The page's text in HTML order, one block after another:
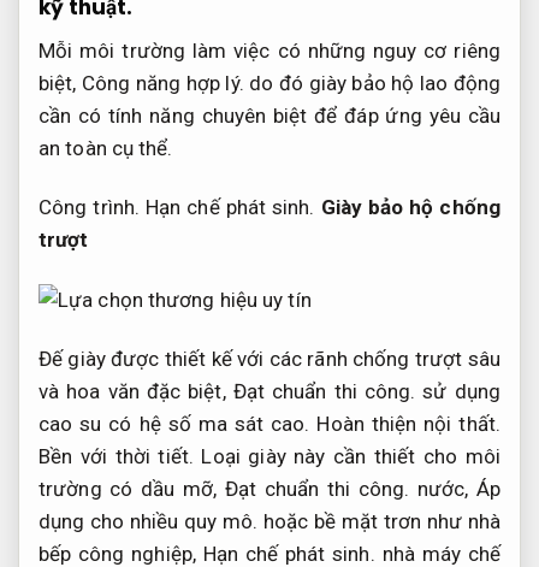
kỹ thuật.
Mỗi môi trường làm việc có những nguy cơ riêng
biệt, Công năng hợp lý. do đó giày bảo hộ lao động
cần có tính năng chuyên biệt để đáp ứng yêu cầu
an toàn cụ thể.
Công trình. Hạn chế phát sinh. Giày bảo hộ chống
trượt
Đế giày được thiết kế với các rãnh chống trượt sâu
và hoa văn đặc biệt, Đạt chuẩn thi công. sử dụng
cao su có hệ số ma sát cao. Hoàn thiện nội thất.
Bền với thời tiết. Loại giày này cần thiết cho môi
trường có dầu mỡ, Đạt chuẩn thi công. nước, Áp
dụng cho nhiều quy mô. hoặc bề mặt trơn như nhà
bếp công nghiệp, Hạn chế phát sinh. nhà máy chế